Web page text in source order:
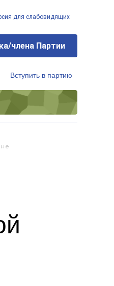
для слабовидящих
члена Партии
Вступить в партию